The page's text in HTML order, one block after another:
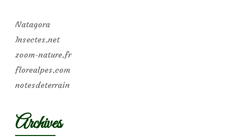
Natagora
Insectes.net
zoom-nature.fr
florealpes.com
notesdeterrain
Archives